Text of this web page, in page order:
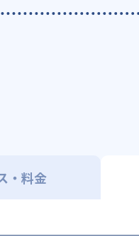
・料金